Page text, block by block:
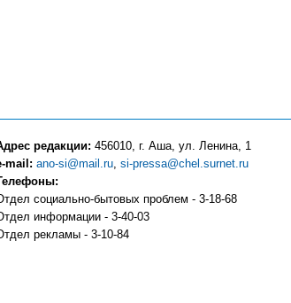
редакции: 456010, г. Аша, ул. Ленина, 1
mail: ano-si@mail.ru, si-pressa@chel.surnet.ru
социально-бытовых проблем - 3-18-68
информации - 3-40-03
рекламы - 3-10-84